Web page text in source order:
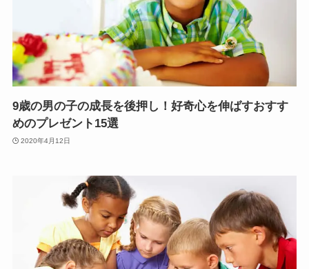
9歳の男の子の成長を後押し！好奇心を伸ばすおすす
めのプレゼント15選
2020年4月12日